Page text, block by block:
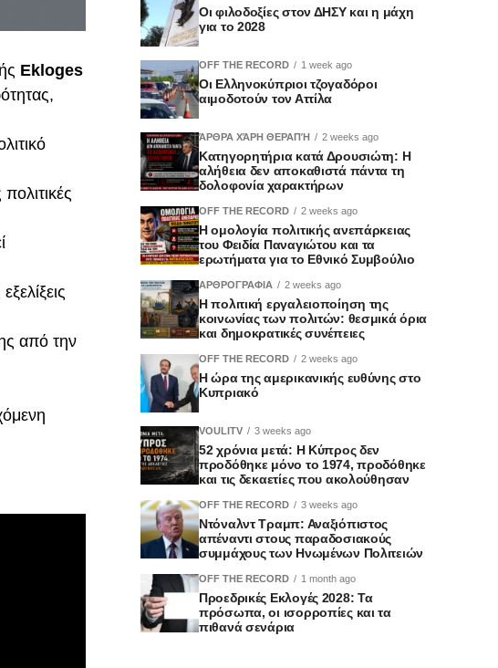
Ekloges
από την
Οι φιλοδοξίες στον ΔΗΣΥ και η μάχη
για το 2028
OFF THE RECORD 1 week ago
Οι Ελληνοκύπριοι τζογαδόροι
αιμοδοτούν τον Αττίλα
ΆΡΘΡΑ ΧΆΡΗ ΘΕΡΑΠΉ 2 weeks ago
Κατηγορητήρια κατά Δρουσιώτη: Η
αλήθεια δεν αποκαθιστά πάντα τη
δολοφονία χαρακτήρων
OFF THE RECORD 2 weeks ago
Η ομολογία πολιτικής ανεπάρκειας
του Φειδία Παναγιώτου και τα
ερωτήματα για το Εθνικό Συμβούλιο
ΑΡΘΡΟΓΡΑΦΙΑ 2 weeks ago
Η πολιτική εργαλειοποίηση της
κοινωνίας των πολιτών: θεσμικά όρια
και δημοκρατικές συνέπειες
OFF THE RECORD 2 weeks ago
Η ώρα της αμερικανικής ευθύνης στο
Κυπριακό
VOULITV 3 weeks ago
52 χρόνια μετά: Η Κύπρος δεν
προδόθηκε μόνο το 1974, προδόθηκε
και τις δεκαετίες που ακολούθησαν
OFF THE RECORD 3 weeks ago
Ντόναλντ Τραμπ: Αναξιόπιστος
απέναντι στους παραδοσιακούς
συμμάχους των Ηνωμένων Πολιτειών
OFF THE RECORD 1 month ago
Προεδρικές Εκλογές 2028: Τα
πρόσωπα, οι ισορροπίες και τα
πιθανά σενάρια